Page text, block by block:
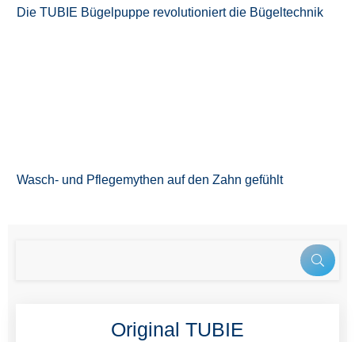
Die TUBIE Bügelpuppe revolutioniert die Bügeltechnik
Wasch- und Pflegemythen auf den Zahn gefühlt
Original TUBIE